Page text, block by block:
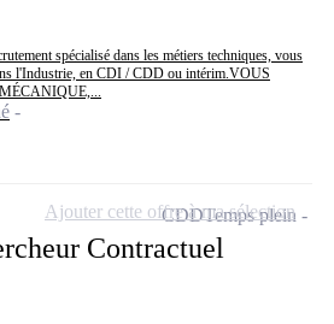
spécialisé dans les métiers techniques, vous
l'Industrie, en CDI / CDD ou intérim.VOUS
Contractuel
CDDTemps plein
Ajouter cette offre à ma sélection